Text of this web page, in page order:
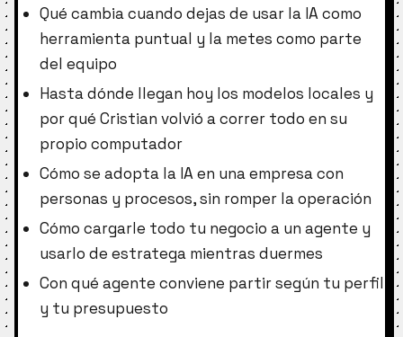
Qué cambia cuando dejas de usar la IA como
herramienta puntual y la metes como parte
del equipo
Hasta dónde llegan hoy los modelos locales y
por qué Cristian volvió a correr todo en su
propio computador
Cómo se adopta la IA en una empresa con
personas y procesos, sin romper la operación
Cómo cargarle todo tu negocio a un agente y
usarlo de estratega mientras duermes
Con qué agente conviene partir según tu perfil
y tu presupuesto